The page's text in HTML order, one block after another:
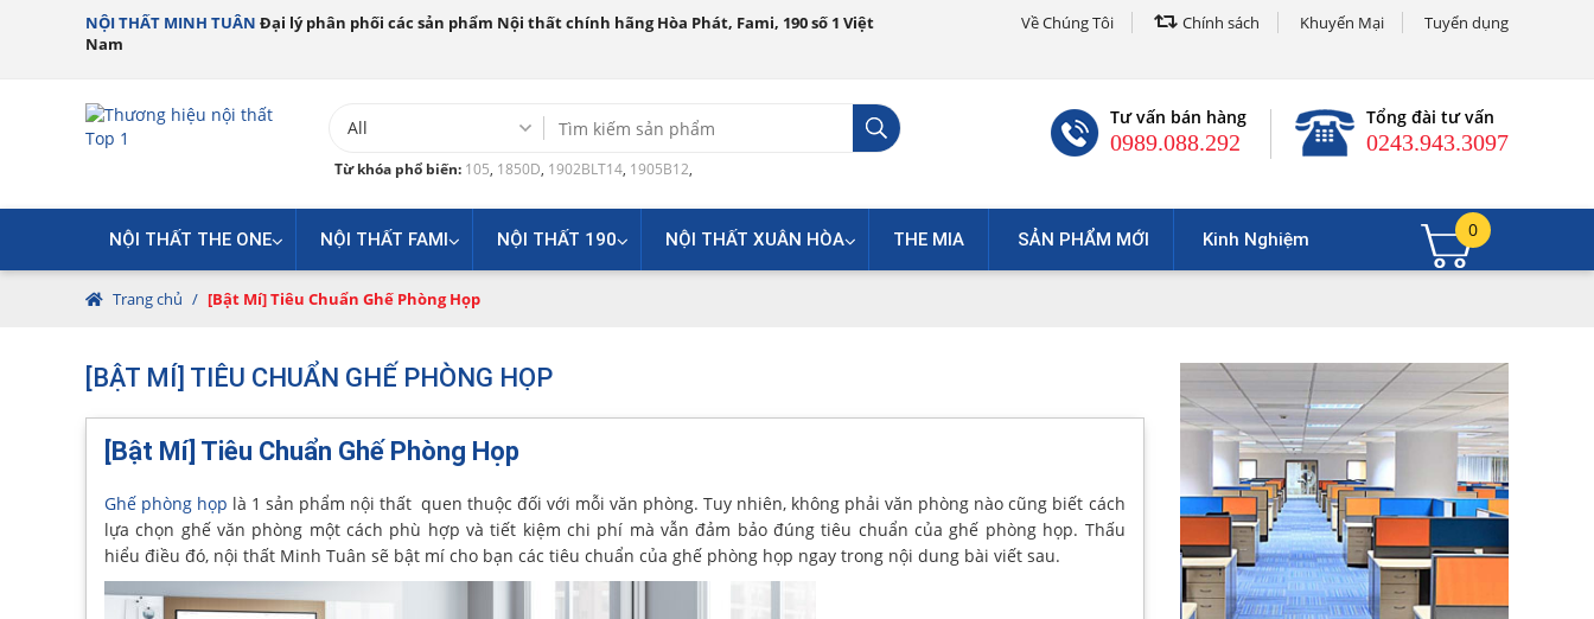
NỘI THẤT MINH TUÂN Đại lý phân phối các sản phẩm Nội thất chính hãng Hòa Phát, Fami, 190 số 1 Việt
Nam
Về Chúng Tôi Chính sách Khuyến Mại Tuyển dụng
for:
Từ khóa phổ biến: 105, 1850D, 1902BLT14, 1905B12,
Tư vấn bán hàng
0989.088.292
Tổng đài tư vấn
0243.943.3097
NỘI THẤT THE ONE NỘI THẤT FAMI NỘI THẤT 190 NỘI THẤT XUÂN HÒA THE MIA SẢN PHẨM MỚI Kinh Nghiệm 0
Trang chủ / [Bật Mí] Tiêu Chuẩn Ghế Phòng Họp
[BẬT MÍ] TIÊU CHUẨN GHẾ PHÒNG HỌP
[Bật Mí] Tiêu Chuẩn Ghế Phòng Họp
Ghế phòng họp là 1 sản phẩm nội thất quen thuộc đối với mỗi văn phòng. Tuy nhiên, không phải văn phòng nào cũng biết cách
lựa chọn ghế văn phòng một cách phù hợp và tiết kiệm chi phí mà vẫn đảm bảo đúng tiêu chuẩn của ghế phòng họp. Thấu
hiểu điều đó, nội thất Minh Tuân sẽ bật mí cho bạn các tiêu chuẩn của ghế phòng họp ngay trong nội dung bài viết sau.